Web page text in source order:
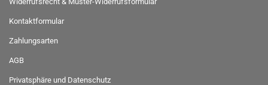
Kontaktformular
Zahlungsarten
AGB
Privatsphäre und Datenschutz